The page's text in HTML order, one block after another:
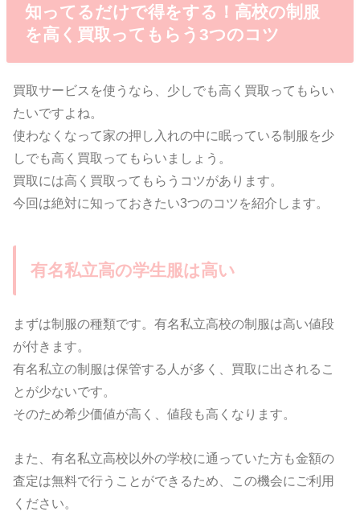
知ってるだけで得をする！高校の制服
を高く買取ってもらう3つのコツ
買取サービスを使うなら、少しでも高く買取ってもらい
たいですよね。
使わなくなって家の押し入れの中に眠っている制服を少
しでも高く買取ってもらいましょう。
買取には高く買取ってもらうコツがあります。
今回は絶対に知っておきたい3つのコツを紹介します。
有名私立高の学生服は高い
まずは制服の種類です。有名私立高校の制服は高い値段
が付きます。
有名私立の制服は保管する人が多く、買取に出されるこ
とが少ないです。
そのため希少価値が高く、値段も高くなります。
また、有名私立高校以外の学校に通っていた方も金額の
査定は無料で行うことができるため、この機会にご利用
ください。